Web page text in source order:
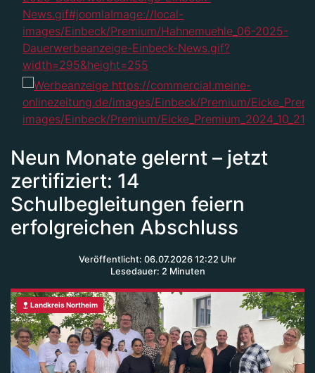
Neun Monate gelernt – jetzt
zertifiziert: 14
Schulbegleitungen feiern
erfolgreichen Abschluss
Veröffentlicht: 06.07.2026 12:22 Uhr
Lesedauer: 2 Minuten
Landkreis Northeim